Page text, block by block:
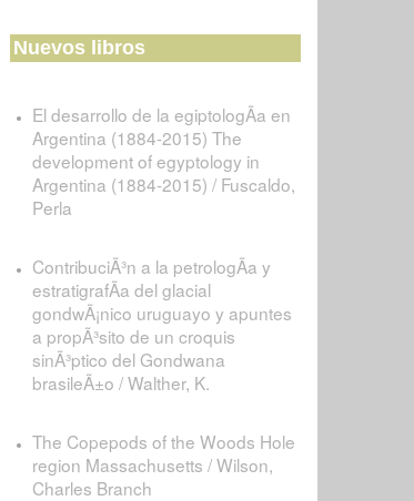
Nuevos libros
El desarrollo de la egiptologÃ­a en
Argentina (1884-2015) The
development of egyptology in
Argentina (1884-2015) / Fuscaldo,
Perla
ContribuciÃ³n a la petrologÃ­a y
estratigrafÃ­a del glacial
gondwÃ¡nico uruguayo y apuntes
a propÃ³sito de un croquis
sinÃ³ptico del Gondwana
brasileÃ±o / Walther, K.
The Copepods of the Woods Hole
region Massachusetts / Wilson,
Charles Branch